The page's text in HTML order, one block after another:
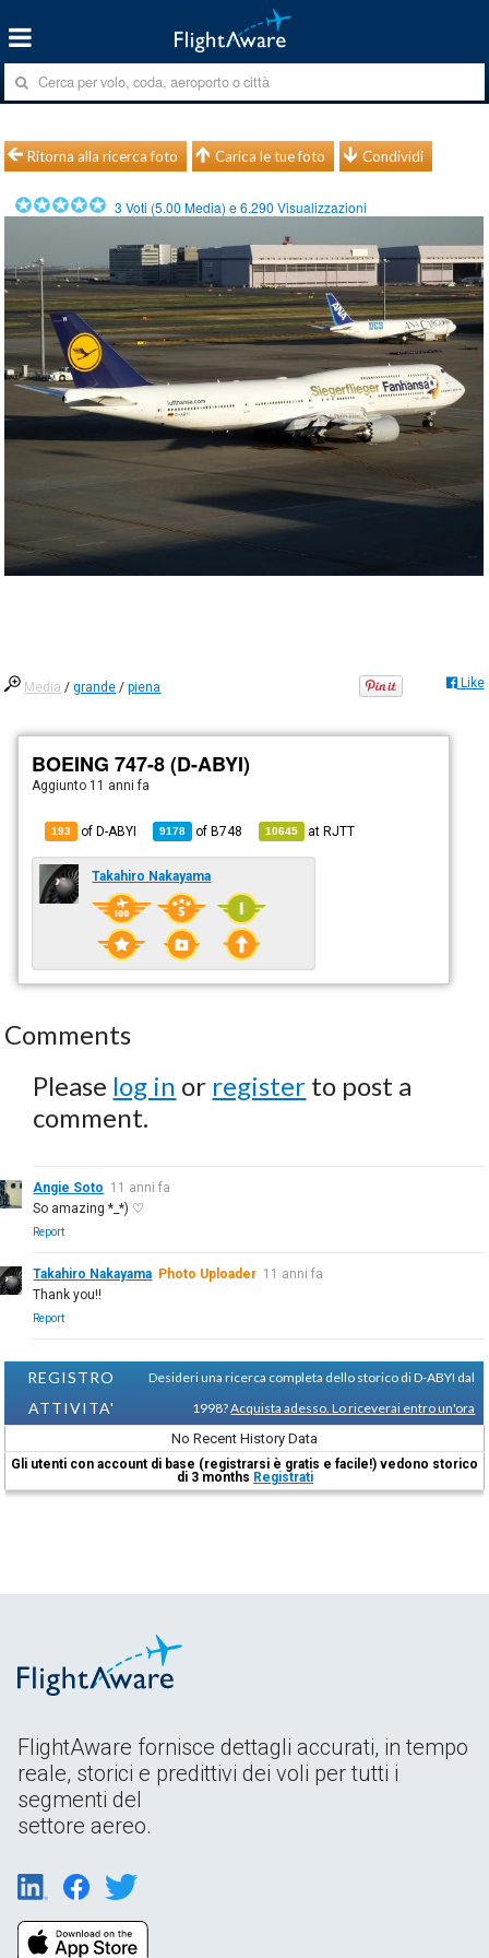
Ritorna alla ricerca foto Carica le tue foto Condividi
3 Voti (5.00 Media) e6.290 Visualizzazioni
Media /grande /piena Like
BOEING 747-8 (D-ABYI)
Aggiunto 11 anni fa
193 of D-ABYI 9178 ofB748 10645 atRJTT
Takahiro Nakayama
Comments
Please log in or register to post a
comment.
Angie Soto 11 anni fa
So amazing *_*) ♡
Report
Takahiro Nakayama Photo Uploader 11 anni fa
Thank you!!
Report
REGISTRO
ATTIVITA'
Desideri una ricerca completa dello storico di D-ABYI dal
1998?Acquista adesso. Lo riceverai entro un'ora
No Recent History Data
Gli utenti con account di base (registrarsi è gratis e facile!) vedono storico
di 3 months Registrati
FlightAware fornisce dettagli accurati, in tempo
reale, storici e predittivi dei voli per tutti i
segmenti del
settore aereo.